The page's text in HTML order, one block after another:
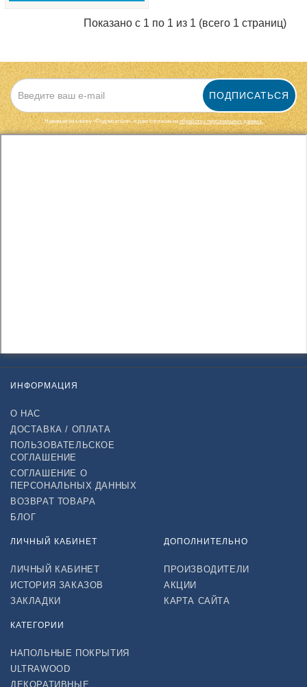
Показано с 1 по 1 из 1 (всего 1 страниц)
ПОДПИСАТЬСЯ
Нажимая на кнопку «Подписаться», я даю cогласие наобработку персональных данных.
ИНФОРМАЦИЯ
О НАС
ДОСТАВКА / ОПЛАТА
ПОЛЬЗОВАТЕЛЬСКОЕ
СОГЛАШЕНИЕ
СОГЛАШЕНИЕ О
ПЕРСОНАЛЬНЫХ ДАННЫХ
ВОЗВРАТ ТОВАРА
БЛОГ
ЛИЧНЫЙ КАБИНЕТ
ЛИЧНЫЙ КАБИНЕТ
ИСТОРИЯ ЗАКАЗОВ
ЗАКЛАДКИ
ДОПОЛНИТЕЛЬНО
ПРОИЗВОДИТЕЛИ
АКЦИИ
КАРТА САЙТА
КАТЕГОРИИ
НАПОЛЬНЫЕ ПОКРЫТИЯ
ULTRAWOOD
ДЕКОРАТИВНЫЕ